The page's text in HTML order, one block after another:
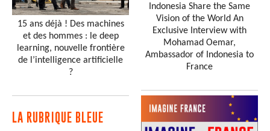
15 ans déjà ! Des machines
et des hommes : le deep
learning, nouvelle frontière
de l’intelligence artificielle
?
LA RUBRIQUE BLEUE
Indonesia Share the Same
Vision of the World An
Exclusive Interview with
Mohamad Oemar,
Ambassador of Indonesia to
France